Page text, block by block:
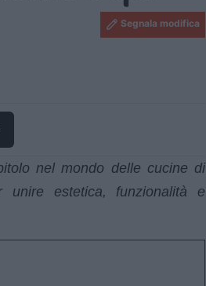
Segnala modifica
nel mondo delle cucine di
unire estetica, funzionalità e